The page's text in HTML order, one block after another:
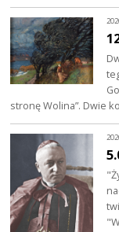
stronę Wolina”. Dwie